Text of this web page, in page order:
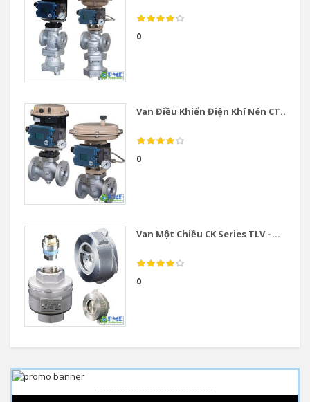
0
Van Điều Khiển Điện Khí Nén CT...
0
Van Một Chiều CK Series TLV –...
0
------------------------------------------